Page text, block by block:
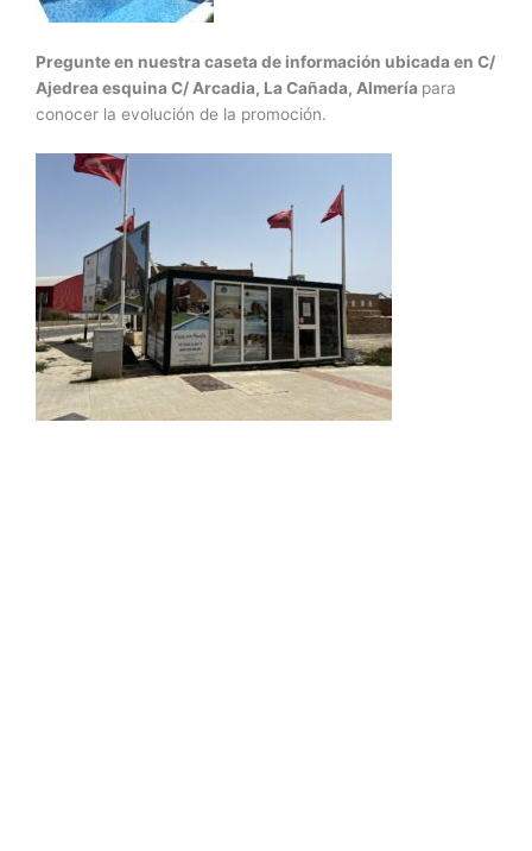
Pregunte en nuestra caseta de información ubicada en C/
Ajedrea esquina C/ Arcadia, La Cañada, Almería para
conocer la evolución de la promoción.